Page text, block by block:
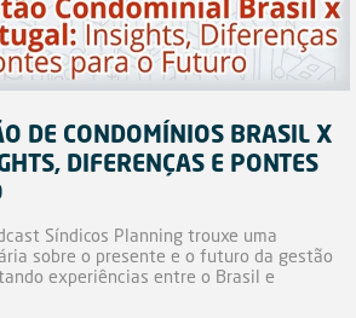
DE CONDOMÍNIOS BRASIL X
DIFERENÇAS E PONTES
Síndicos Planning trouxe uma
sobre o presente e o futuro da gestão
experiências entre o Brasil e